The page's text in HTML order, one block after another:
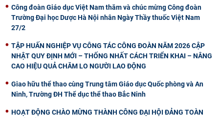
Công đoàn Giáo dục Việt Nam thăm và chúc mừng Công đoàn
Trường Đại học Dược Hà Nội nhân Ngày Thầy thuốc Việt Nam
27/2
TẬP HUẤN NGHIỆP VỤ CÔNG TÁC CÔNG ĐOÀN NĂM 2026 CẬP
NHẬT QUY ĐỊNH MỚI – THỐNG NHẤT CÁCH TRIỂN KHAI – NÂNG
CAO HIỆU QUẢ CHĂM LO NGƯỜI LAO ĐỘNG
Giao hữu thể thao cùng Trung tâm Giáo dục Quốc phòng và An
Ninh, Trường ĐH Thể dục thể thao Bắc Ninh
HOẠT ĐỘNG CHÀO MỪNG THÀNH CÔNG ĐẠI HỘI ĐẢNG TOÀN